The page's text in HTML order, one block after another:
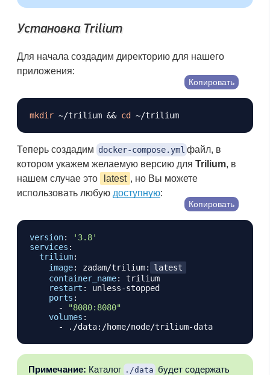
Установка Trilium
Для начала создадим директорию для нашего
приложения:
mkdir ~/trilium && cd
Копировать
Теперь создадим docker-compose.yml файл, в
котором укажем желаемую версию для Trilium, в
нашем случае это
latest , но Вы можете
использовать любую доступную:
version:
'3.8'
services :
trilium:
image: zadam/trilium:
latest
container_name:
trilium
restart : unless-stopped
ports :
-
"8080:8080"
volumes :
-
./data: /home/node/trilium-
Копировать
Примечание: Каталог ./data будет содержать